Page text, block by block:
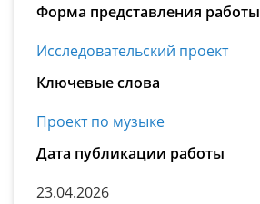
Форма представления работы
Исследовательский проект
Ключевые слова
Проект по музыке
Дата публикации работы
23.04.2026